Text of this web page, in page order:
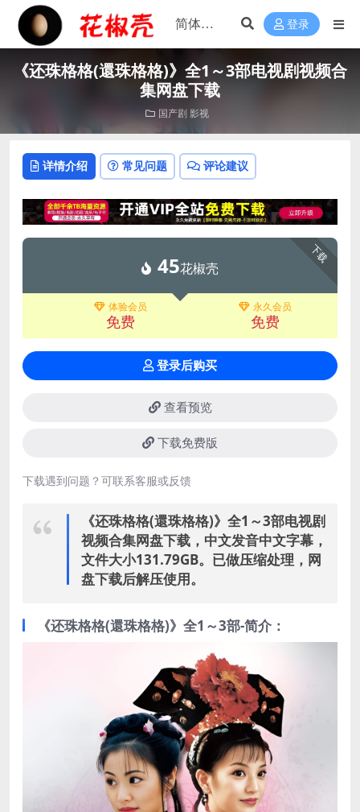
登录
《还珠格格(還珠格格)》全1～3部电视剧视频合
集网盘下载
国产剧 影视
详情介绍 常见问题 评论建议
下载
45花椒壳
体验会员
免费
永久会员
免费
登录后购买
查看预览
下载免费版
下载遇到问题？可联系客服或反馈
《还珠格格(還珠格格)》全1～3部电视剧
视频合集网盘下载，中文发音中文字幕，
文件大小131.79GB。已做压缩处理，网
盘下载后解压使用。
《还珠格格(還珠格格)》全1～3部-简介：